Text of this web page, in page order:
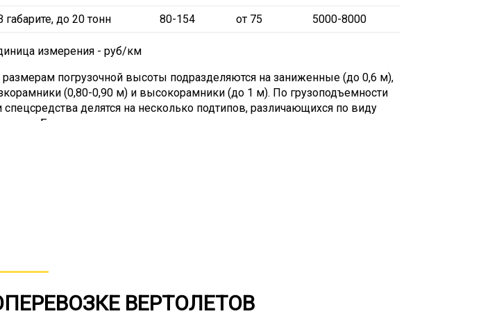
габарите, до 20 тонн
80-154 от 75 5000-8000
измерения - руб/км
погрузочной высоты подразделяются на заниженные (до 0,6 м),
(0,80-0,90 м) и высокорамники (до 1 м). По грузоподъемности
спецсредства делятся на несколько подтипов, различающихся по виду
Бывают рессорными, гидравлическими, пневматическими,
этого вида услуг. Оно выдается Министерством транспорта РФ.
ВЕРТОЛЕТОВ